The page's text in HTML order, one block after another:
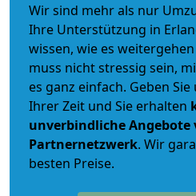
Wir sind mehr als nur
Ihre Unterstützung in
wissen, wie es
muss nicht stressig sein,
es ganz einfach. Geben
Ihrer Zeit und Sie erhalten
unverbindlicheAngebote
Partnernetzwerk. Wir
besten Preise.